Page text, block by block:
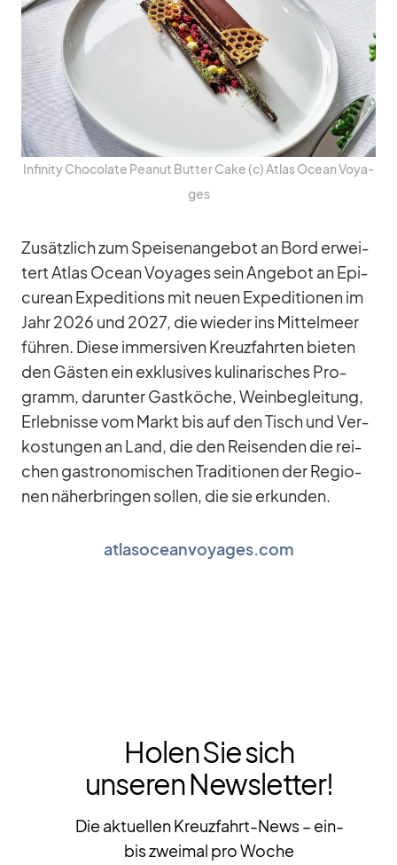
In­fi­nity Cho­co­late Pea­nut But­ter Cake (c) At­las Ocean Voy­a­
ges
Zu­sätz­lich zum Spei­sen­an­ge­bot an Bord er­wei­
tert At­las Ocean Voy­a­ges sein An­ge­bot an Epi­
cu­rean Ex­pe­di­ti­ons mit neuen Ex­pe­di­tio­nen im
Jahr 2026 und 2027, die wie­der ins Mit­tel­meer
füh­ren. Diese im­mersi­ven Kreuz­fahr­ten bie­ten
den Gäs­ten ein ex­klu­si­ves ku­li­na­ri­sches Pro­
gramm, dar­un­ter Gast­kö­che, Wein­be­glei­tung,
Er­leb­nisse vom Markt bis auf den Tisch und Ver­
kos­tun­gen an Land, die den Rei­sen­den die rei­
chen gas­tro­no­mi­schen Tra­di­tio­nen der Re­gio­
nen nä­her­brin­gen sol­len, die sie er­kun­den.
atlasoceanvoyages.com
Holen Sie sich
unseren Newsletter!
Die aktuellen Kreuzfahrt-News – ein-
bis zweimal pro Woche